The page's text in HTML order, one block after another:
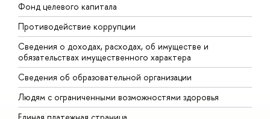
Фонд целевого капитала
Противодействие коррупции
Сведения о доходах, расходах, об имуществе и
обязательствах имущественного характера
Сведения об образовательной организации
Людям с ограниченными возможностями здоровья